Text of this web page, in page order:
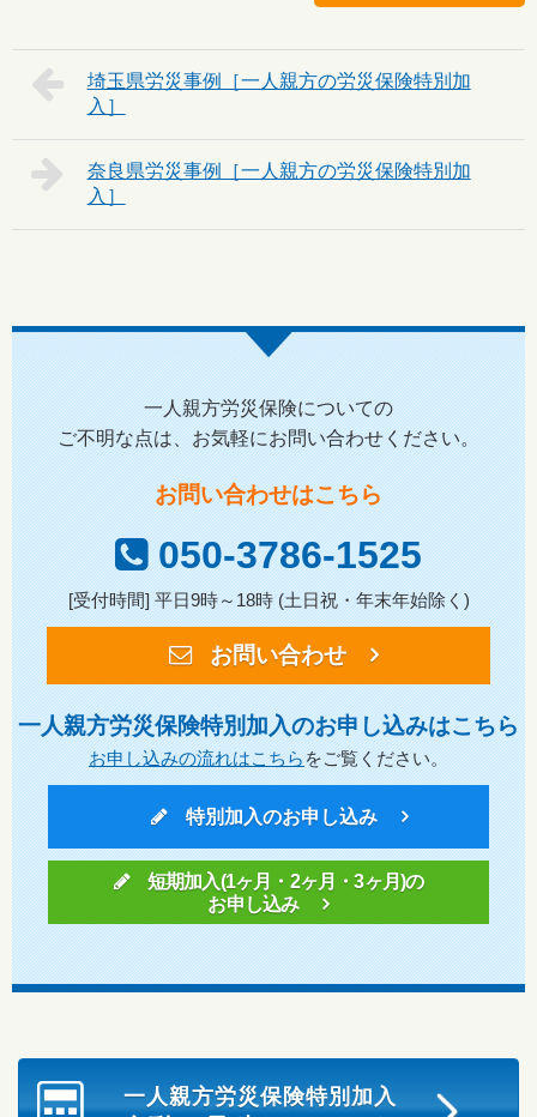
埼玉県
奈良県
一人親方労災保険についての
ご不明な点は、お気軽にお問い合わせください。
お問い合わせはこちら
050-3786-1525
[受付時間] 平日9時～18時 (土日祝・年末年始除く)
お問い合わせ
一人親方労災保険特別加入のお申し込みはこちら
お申し込みの流れはこちらをご覧ください。
特別加入のお申し込み
短期加入(1ヶ月・2ヶ月・3ヶ月)の
お申し込み
一人親方労災保険特別加入